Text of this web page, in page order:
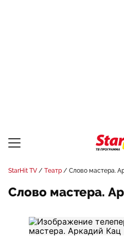
StarHit TV Театр Слово мастера.
Слово мастера.